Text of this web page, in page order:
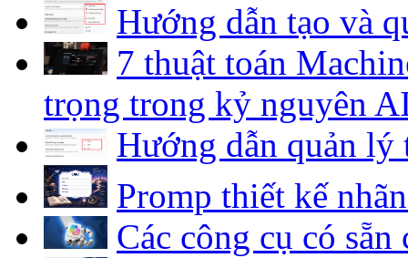
Hướng dẫn tạo và
7 thuật toán
trọng trong kỷ nguyên
Hướng dẫn quản lý
Promp thiết kế
Các công cụ có